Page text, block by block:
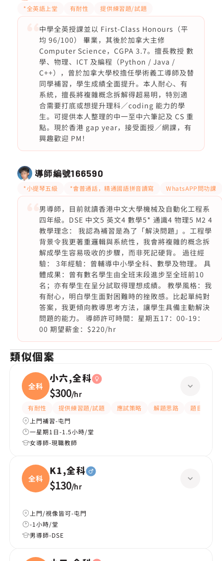
*全英語上堂 有耐性 提供練習題/試題
中學全英授課並以 First-Class Honours（平
均 96/100） 畢業，其後於加拿大主修
Computer Science，CGPA 3.7。擅長教授 數
學、物理、ICT 及編程（Python / Java /
C++），曾於加拿大學校擔任學術義工導師及替
同學補習，學生成績全面提升。本人耐心、有
系統，擅長將複雜概念拆解得超易明，特別適
合需要打底或想提升理科／coding 能力的學
生。可提供本人整理的中一至中六筆記及 CS 重
點。現於香港 gap year，接受面授／網課，有
興趣歡迎 PM！
導師編號166590
*小提琴五級 *會普通話，精通國語拼音讀寫 WhatsAPP問功課
男導師，目前就讀香港中文大學機械及自動化工程系
四年級。DSE 中文5 英文4 數學5* 通識4 物理5 M2 4
教學理念： 我認為補習是為了「解決問題」。工程學
背景令我更著重邏輯與系統性，我會將複雜的概念拆
解成學生容易吸收的步驟，而非死記硬背。 過往經
驗： 3年經驗：曾輔導中小學全科、數學及物理。 具
體成果：曾有數名學生由全班末段進步至全班前10
名；亦有學生在呈分試取得理想成績。 教學風格：我
有耐心，明白學生面對困難時的挫敗感。比起單純對
答案，我更傾向教導思考方法，讓學生具備主動解決
問題的能力。 導師許可時間：星期五17：00-19：
00 期望薪金：$220/hr
類似個案
全科
小六,全科
$300/hr
有耐性 提供練習題/試題 應試策略 解題思路
題目講解
上門補習-屯門
一星期1日-1.5小時/堂
女導師-現職教師
全科
K1,全科
$130/hr
上門/視像皆可-屯門
-1小時/堂
男導師-DSE